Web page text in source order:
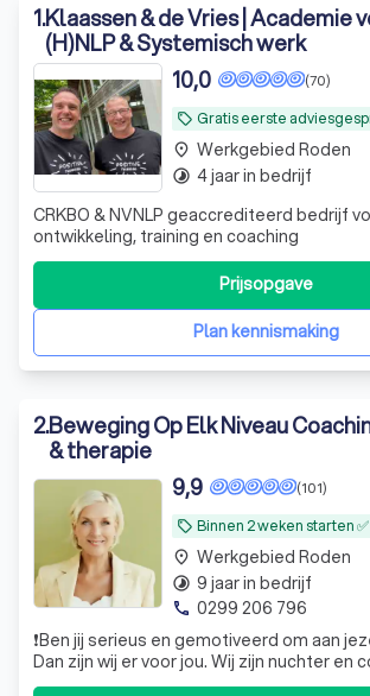
een rij gezet. Deze coaches hebben een
Score van 8.8 op basis van 1000+ reviews.
Wat is coaching?
Waarom een professionele
Roden?
Welke soorten coaching zijn er in
Tarieven van coaching in Roden
Ontdek de beste coaches in
Trustoo
1.Klaassen & de Vries | Academie
(H)NLP & Systemisch werk
local_offer Gratis eerste
(70)
10,0
CRKBO & NVNLP geaccrediteerd bedrijf
ontwikkeling, training en coaching
Plan kennismaking
Prijsopgave
place Werkgebied Roden
timelapse 4 jaar in bedrijf
2.Beweging Op Elk Niveau
& therapie
local_offer Binnen 2 weken starten ✅
(101)
9,9
❗️Ben jij serieus en gemotiveerd om aan
Dan zijn wij er voor jou. Wij zijn nuchter en
we het wel over gevoel hebben. Onze
place Werkgebied Roden
timelapse 9 jaar in bedrijf
phone 0299 206 796